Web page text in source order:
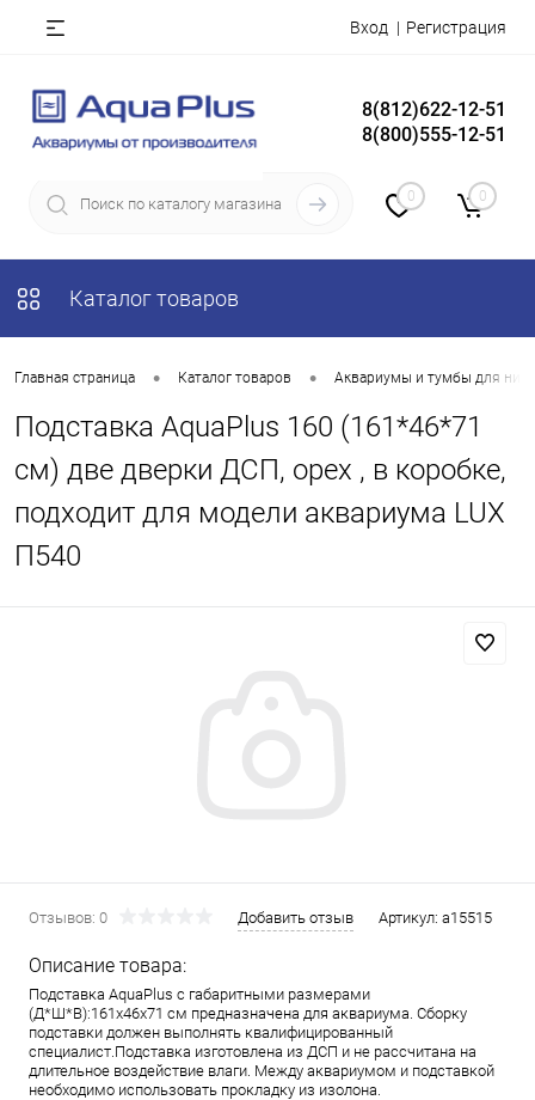
Вход Регистрация
8(812)622-12-51
8(800)555-12-51
0 0
Каталог товаров
Главная страница • Каталог товаров • Аквариумы и тумбы для них
Подставка AquaPlus 160 (161*46*71
см) две дверки ДСП, орех , в коробке,
подходит для модели аквариума LUX
П540
Отзывов: 0 Добавить отзыв Артикул: a15515
Описание товара:
Подставка AquaPlus с габаритными размерами
(Д*Ш*В):161x46x71 см предназначена для аквариума. Сборку
подставки должен выполнять квалифицированный
специалист.Подставка изготовлена из ДСП и не рассчитана на
длительное воздействие влаги. Между аквариумом и подставкой
необходимо использовать прокладку из изолона.